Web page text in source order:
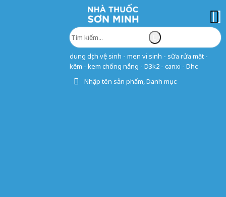
dung dịch vệ sinh - men vi sinh - sữa rửa mặt -
kẽm - kem chống nắng - D3k2 - canxi - Dhc
Nhập tên sản phẩm, Danh mục